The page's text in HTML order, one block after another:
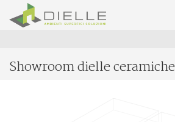
Dielle Ceramiche
Showroom dielle ceramiche